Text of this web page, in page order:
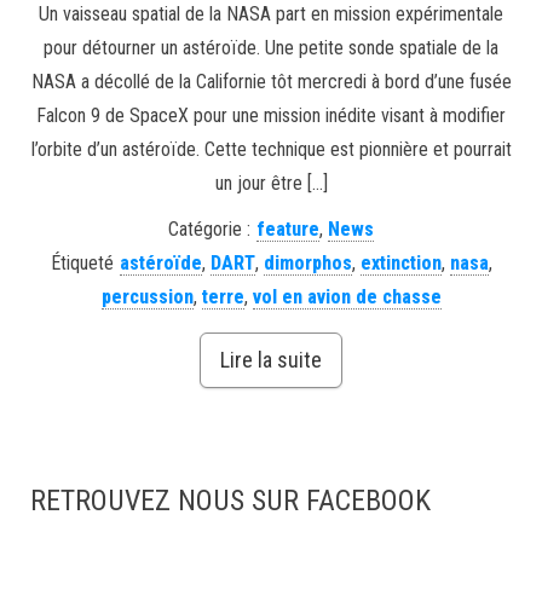
Un vaisseau spatial de la NASA part en mission expérimentale
pour détourner un astéroïde. Une petite sonde spatiale de la
NASA a décollé de la Californie tôt mercredi à bord d’une fusée
Falcon 9 de SpaceX pour une mission inédite visant à modifier
l’orbite d’un astéroïde. Cette technique est pionnière et pourrait
un jour être […]
Catégorie : feature, News
Étiqueté astéroïde, DART, dimorphos, extinction, nasa,
percussion, terre, vol en avion de chasse
Lire la suite
RETROUVEZ NOUS SUR FACEBOOK